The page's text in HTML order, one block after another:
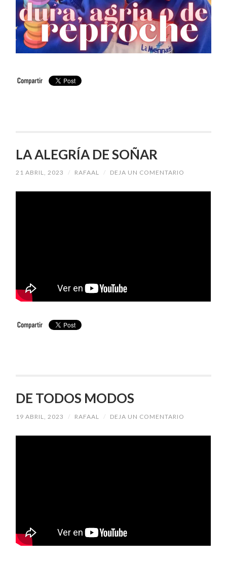
LA ALEGRÍA DE SOÑAR
21 ABRIL, 2023 / RAFAAL / DEJA UN COMENTARIO
DE TODOS MODOS
19 ABRIL, 2023 / RAFAAL / DEJA UN COMENTARIO